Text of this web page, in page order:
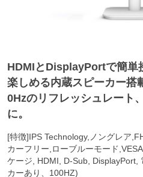
HDMIとDisplayPortで簡単
楽しめる内蔵スピーカー搭
0Hzのリフレッシュレート
に。
[特徴]IPS Technology,ノングレア
カーフリー,ローブルーモード
ケージ, HDMI, D-Sub, DisplayPort,
カーあり、100HZ)